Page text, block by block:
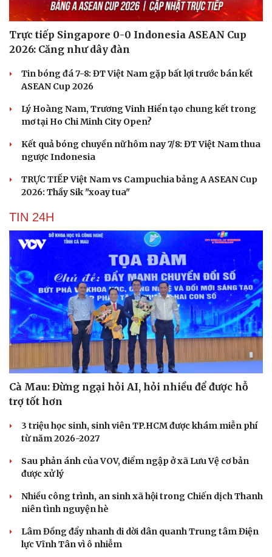
Cải chính
Trực tiếp Singapore 0-0 Indonesia ASEAN Cup
2026: Căng như dây đàn
Tin bóng đá 7-8: ĐT Việt Nam gặp bất lợi trước bán kết
ASEAN Cup 2026
Lý Hoàng Nam, Trương Vinh Hiển tạo chung kết trong
mơ tại Ho Chi Minh City Open?
Kết quả bóng chuyền nữ hôm nay 7/8: ĐT Việt Nam thua
ngược Indonesia
TRỰC TIẾP Việt Nam vs Campuchia bảng A ASEAN Cup
2026: Thầy Sik "xoay tua"
TIN 24H
Cà Mau: Đừng ngại hỏi AI, hỏi nhiều để được hỗ
trợ tốt hơn
3 triệu học sinh, sinh viên TP.HCM được khám miễn phí
từ năm 2026-2027
Sau phản ánh của VOV, điểm ngập ở xã Lưu Vệ cơ bản
được xử lý
Nhiều công trình, an sinh xã hội trong Chiến dịch Thanh
niên tình nguyện hè
Lâm Đồng đẩy nhanh di dời dân quanh Trung tâm Điện
lực Vĩnh Tân vì ô nhiễm